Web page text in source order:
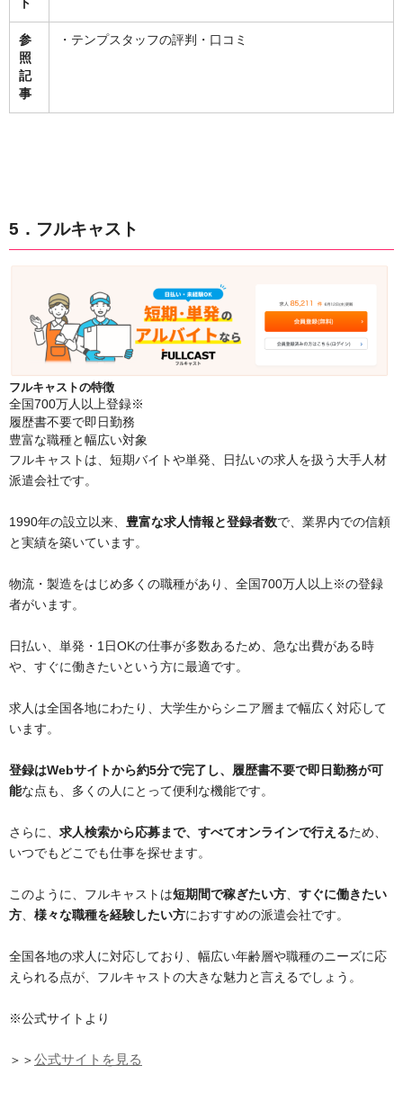
ト
参
照
記
事
・テンプスタッフの評判・口コミ
5．フルキャスト
フルキャストの特徴
全国700万人以上登録※
履歴書不要で即日勤務
豊富な職種と幅広い対象
フルキャストは、短期バイトや単発、日払いの求人を扱う大手人材
派遣会社です。
1990年の設立以来、 豊富な求人情報と登録者数で、業界内での信頼
と実績を築いています​​。
物流・製造をはじめ多くの職種があり、全国700万人以上※の登録
者がいます​​​​。
日払い、単発・1日OKの仕事が多数あるため、急な出費がある時
や、すぐに働きたいという方に最適です。
求人は全国各地にわたり、大学生からシニア層まで幅広く対応して
います​​​​​​。
登録はWebサイトから約5分で完了し、履歴書不要で即日勤務が可
能な点も、多くの人にとって便利な機能です。
さらに、 求人検索から応募まで、すべてオンラインで行えるため、
いつでもどこでも仕事を探せます​​。
このように、フルキャストは短期間で稼ぎたい方、 すぐに働きたい
方、 様々な職種を経験したい方におすすめの派遣会社です。
全国各地の求人に対応しており、幅広い年齢層や職種のニーズに応
えられる点が、フルキャストの大きな魅力と言えるでしょう。
※公式サイトより
＞＞公式サイトを見る